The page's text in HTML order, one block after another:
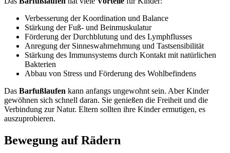
Verbesserung der Koordination und Balance
Stärkung der Fuß- und Beinmuskulatur
Förderung der Durchblutung und des Lymphflusses
Anregung der Sinneswahrnehmung und Tastsensibilität
Stärkung des Immunsystems durch Kontakt mit natürlichen
Bakterien
Abbau von Stress und Förderung des Wohlbefindens
Das Barfußlaufen kann anfangs ungewohnt sein. Aber Kinder
gewöhnen sich schnell daran. Sie genießen die Freiheit und die
Verbindung zur Natur. Eltern sollten ihre Kinder ermutigen, es
auszuprobieren.
Bewegung auf Rädern